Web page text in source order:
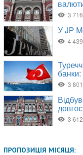
ПРОПОЗИЦІЯ МІСЯЦЯ: